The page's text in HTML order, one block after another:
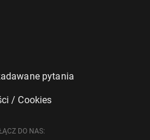
pytania
/ Cookies
DO NAS: